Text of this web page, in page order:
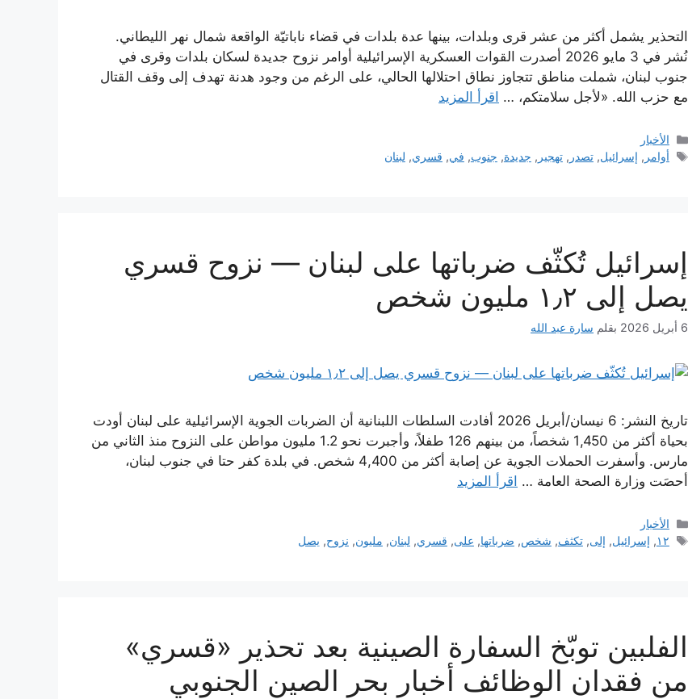
التحذير يشمل أكثر من عشر قرى وبلدات، بينها عدة بلدات في قضاء ناباتيّة الواقعة شمال نهر الليطاني.
نُشر في 3 مايو 2026 أصدرت القوات العسكرية الإسرائيلية أوامر نزوح جديدة لسكان بلدات وقرى في
جنوب لبنان، شملت مناطق تتجاوز نطاق احتلالها الحالي، على الرغم من وجود هدنة تهدف إلى وقف القتال
مع حزب الله. «لأجل سلامتكم، … اقرأ المزيد
التصنيفات
الأخبار
الوسوم
أوامر , إسرائيل,تصدر ,تهجير , جديدة, جنوب, في, قسري, لبنان
إسرائيل تُكثّف ضرباتها على لبنان — نزوح قسري
يصل إلى ١٫٢ مليون شخص
6 أبريل 2026 بقلم سارة عبد الله
تاريخ النشر: 6 نيسان/أبريل 2026 أفادت السلطات اللبنانية أن الضربات الجوية الإسرائيلية على لبنان أودت
بحياة أكثر من 1,450 شخصاً، من بينهم 126 طفلاً، وأجبرت نحو 1.2 مليون مواطن على النزوح منذ الثاني من
مارس. وأسفرت الحملات الجوية عن إصابة أكثر من 4,400 شخص. في بلدة كفر حتا في جنوب لبنان،
أحصَت وزارة الصحة العامة … اقرأ المزيد
التصنيفات
الأخبار
الوسوم
١٢, إسرائيل, إلى,تكثف, شخص, ضرباتها, على, قسري, لبنان, مليون, نزوح, يصل
الفلبين توبّخ السفارة الصينية بعد تحذير «قسري»
من فقدان الوظائف أخبار بحر الصين الجنوبي